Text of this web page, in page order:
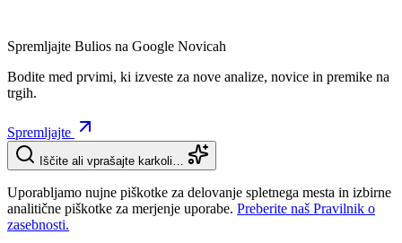
Spremljajte Bulios na Google Novicah
Bodite med prvimi, ki izveste za nove analize, novice in premike na
trgih.
Spremljajte
Iščite ali vprašajte karkoli…
Uporabljamo nujne piškotke za delovanje spletnega mesta in izbirne
analitične piškotke za merjenje uporabe. Preberite naš Pravilnik o
zasebnosti.